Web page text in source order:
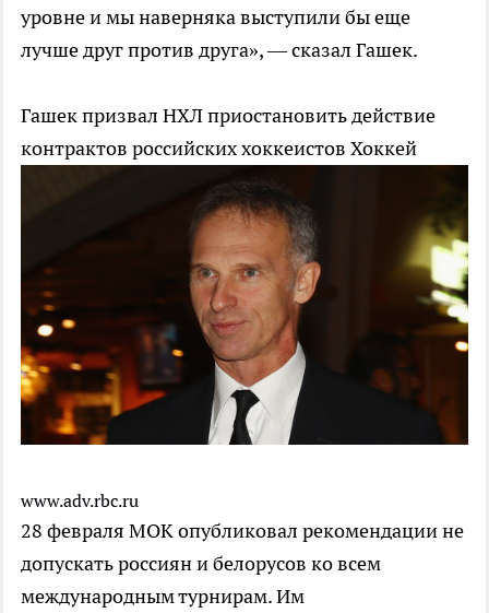
уровне и мы наверняка выступили бы еще
лучше друг против друга», — сказал Гашек.
Гашек призвал НХЛ приостановить действие
контрактов российских хоккеистов Хоккей
www.adv.rbc.ru
28 февраля МОК опубликовал рекомендации не
допускать россиян и белорусов ко всем
международным турнирам. Им